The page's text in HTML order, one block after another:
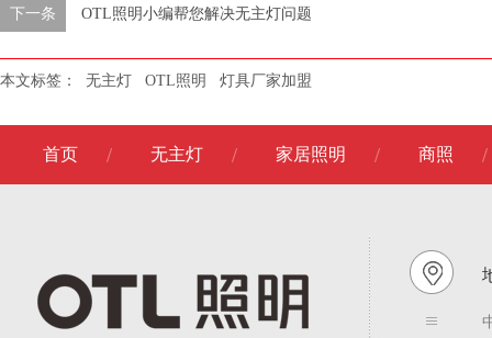
下一条 OTL照明小编帮您解决无主灯问题
本文标签： 无主灯 OTL照明 灯具厂家加盟
首页 无主灯 家居照明 商照